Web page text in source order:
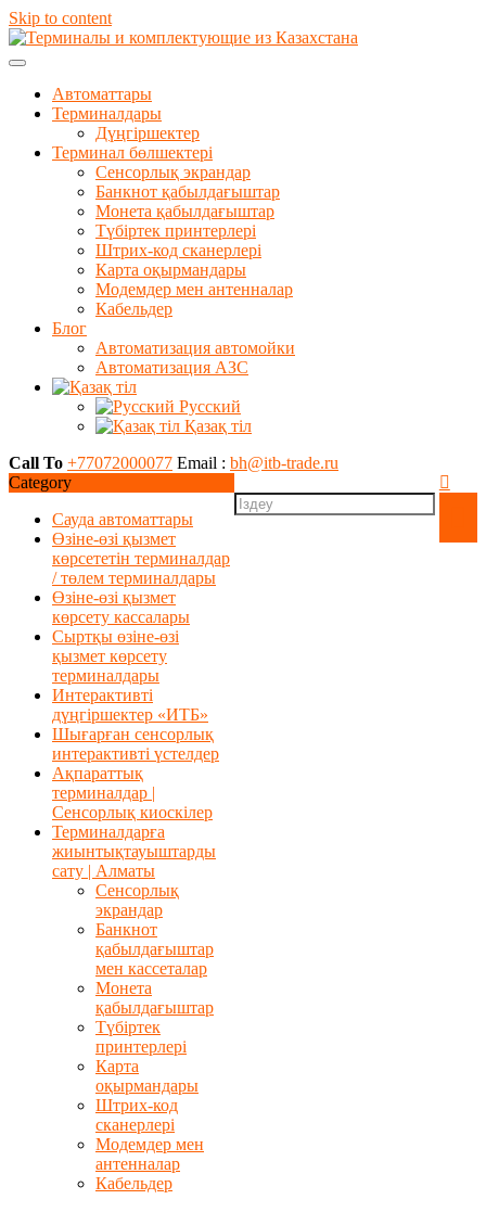
Skip to content
Автоматтары
Терминалдары
Дүңгіршектер
Терминал бөлшектері
Сенсорлық экрандар
Банкнот қабылдағыштар
Монета қабылдағыштар
Түбіртек принтерлері
Штрих-код сканерлері
Карта оқырмандары
Модемдер мен антенналар
Кабельдер
Блог
Автоматизация автомойки
Автоматизация АЗС
Русский
Қазақ тіл
Call To +77072000077 Email : bh@itb-trade.ru
Category
Сауда автоматтары
Өзіне-өзі қызмет
көрсететін терминалдар
/ төлем терминалдары
Өзіне-өзі қызмет
көрсету кассалары
Сыртқы өзіне-өзі
қызмет көрсету
терминалдары
Интерактивті
дүңгіршектер «ИТБ»
Шығарған сенсорлық
интерактивті үстелдер
Ақпараттық
терминалдар |
Сенсорлық киоскілер
Терминалдарға
жиынтықтауыштарды
сату | Алматы
Сенсорлық
экрандар
Банкнот
қабылдағыштар
мен кассеталар
Монета
қабылдағыштар
Түбіртек
принтерлері
Карта
оқырмандары
Штрих-код
сканерлері
Модемдер мен
антенналар
Кабельдер